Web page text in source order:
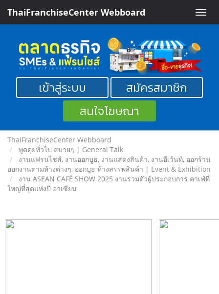
Toggle
ThaiFranchiseCenter Webboard
เข้าสู่ระบบ
สมัครสมาชิก
สนใจโฆษณา
ThaiFranchiseCenter Webboard
พูดคุยทั่วไป สบายๆ | General Talk
งานแฟรนไชส์, งานออกบูธ, งานแสดงสินค้า, งานอีเว้นท์, ออกร้าน
ออกงานตามห้างต่างๆ, ออกบูธ ห้างสรรพสินค้า | Event & Exhibition
งาน ASEAN CAFÉ SHOW 2025 งานรวมตัวผู้ประกอบการ คาเฟ่ที่
ใหญ่ที่สุดแห่งปี อาเซียน